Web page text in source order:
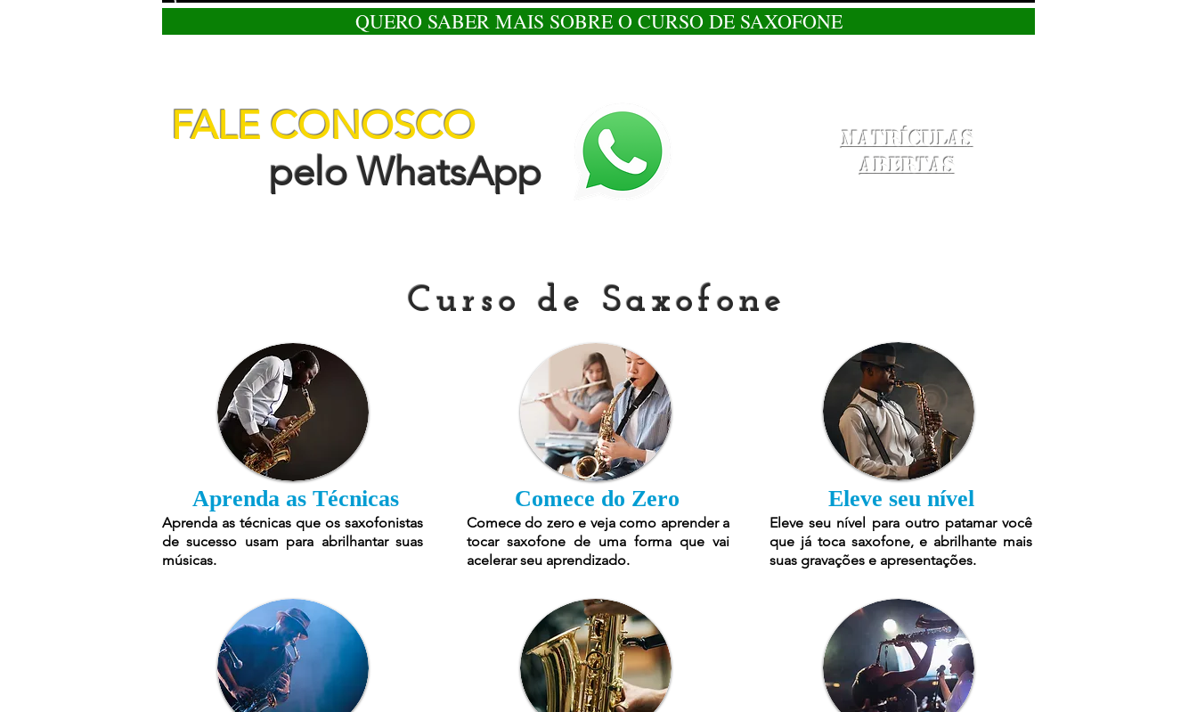
QUERO SABER MAIS SOBRE O CURSO DE SAXOFONE
FALE CONOSCO
pelo WhatsApp
Matrículas
Abertas
Curso de Saxofone
Aprenda as Técnicas
Aprenda as técnicas que os saxofonistas
de sucesso usam para abrilhantar suas
músicas.
Comece do Zero
Comece do zero e veja como aprender a
tocar saxofone de uma forma que vai
acelerar seu aprendizado.
Eleve seu nível
Eleve seu nível para outro patamar você
que já toca saxofone, e abrilhante mais
suas gravações e apresentações.